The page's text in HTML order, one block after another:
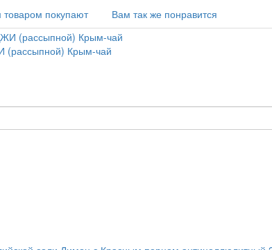
товаром покупают Вам так же понравится
Крым-чай